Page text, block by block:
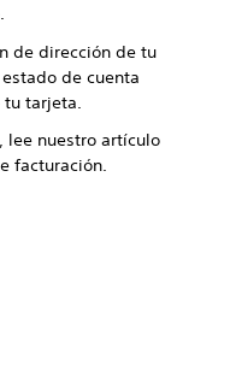
de dirección de tu
de cuenta
tarjeta.
lee nuestro artículo
facturación.